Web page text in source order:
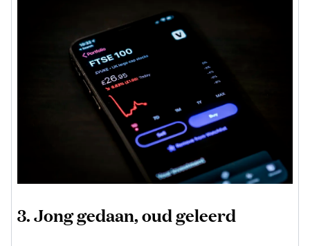
3. Jong gedaan, oud geleerd